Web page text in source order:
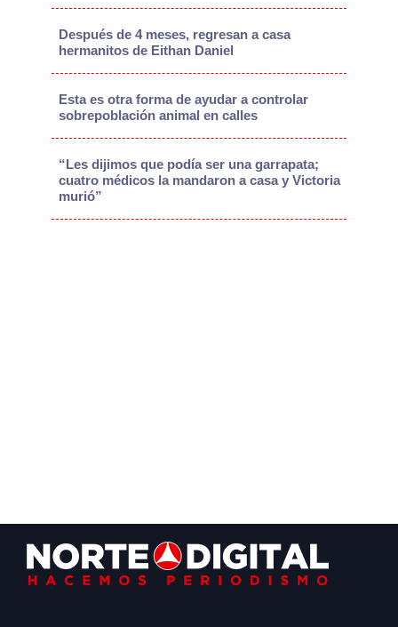
Después de 4 meses, regresan a casa
hermanitos de Eithan Daniel
Esta es otra forma de ayudar a controlar
sobrepoblación animal en calles
“Les dijimos que podía ser una garrapata;
cuatro médicos la mandaron a casa y Victoria
murió”
Footer